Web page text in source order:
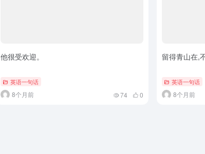
他很受欢迎。
英语一句话
8个月前 74 0
留得青山在,
英语一句话
8个月前